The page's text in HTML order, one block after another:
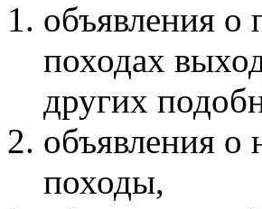
объявления о
походах
других
объявления о
походы,